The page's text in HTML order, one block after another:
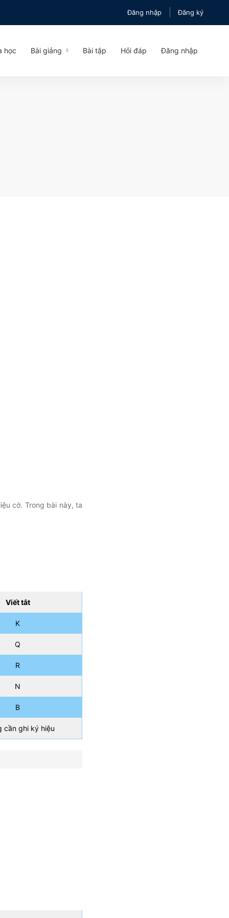
Đăng nhập Đăng ký
học Bài giảng Bài tập Hỏi đáp Đăng nhập
cờ. Trong bài này, ta
Viết tắt
K
Q
R
N
B
cần ghi ký hiệu